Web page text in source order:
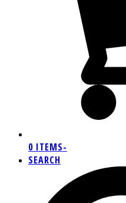
0 ITEMS-
SEARCH